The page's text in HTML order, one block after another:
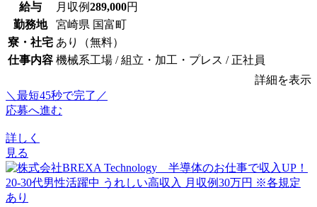
給与 月収例289,000円
勤務地
宮崎県 国富町
寮・社宅 あり（無料）
仕事内容 機械系工場 / 組立・加工・プレス / 正社員
詳細を表示
＼最短45秒で完了／
応募へ進む
詳しく
見る